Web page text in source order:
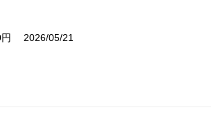
2026/05/21